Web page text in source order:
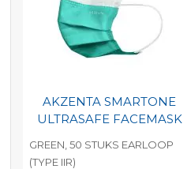
AKZENTA SMARTONE
ULTRASAFE FACEMASK
GREEN, 50 STUKS EARLOOP
(TYPE IIR)